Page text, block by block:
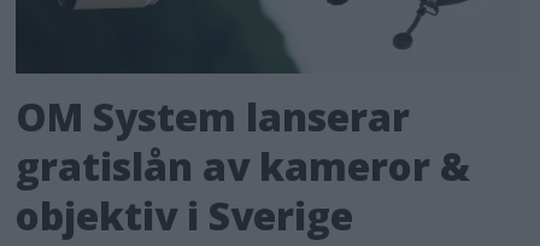
OM System lanserar
gratislån av kameror &
objektiv i Sverige